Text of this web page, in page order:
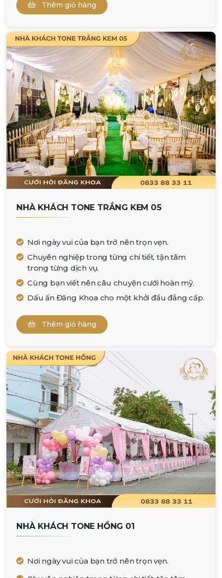
Thêm giỏ hàng
NHÀ KHÁCH TONE TRẮNG KEM 05
Nơi ngày vui của bạn trở nên trọn vẹn.
Chuyên nghiệp trong từng chi tiết, tận tâm
trong từng dịch vụ.
Cùng bạn viết nên câu chuyện cưới hoàn mỹ.
Dấu ấn Đăng Khoa cho một khởi đầu đẳng cấp.
Thêm giỏ hàng
NHÀ KHÁCH TONE HỒNG 01
Nơi ngày vui của bạn trở nên trọn vẹn.